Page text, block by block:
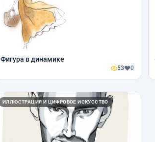
Фигура в динамике
53 0
ИЛЛЮСТРАЦИЯ И ЦИФРОВОЕ ИСКУССТВО